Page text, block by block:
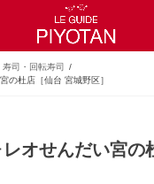
寿司・回転寿司
の杜店［仙台 宮城野区］
オせんだい宮の